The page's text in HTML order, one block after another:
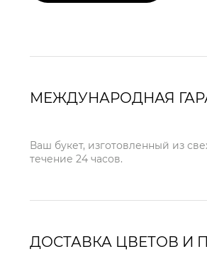
МЕЖДУНАРОДНАЯ
Ваш букет, изготовленный из
течение 24 часов.
ДОСТАВКА ЦВЕТОВ И